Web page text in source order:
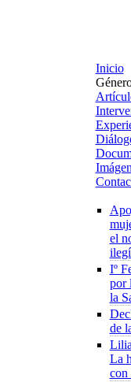
Inicio
el
Iº
por
la
de
La
con